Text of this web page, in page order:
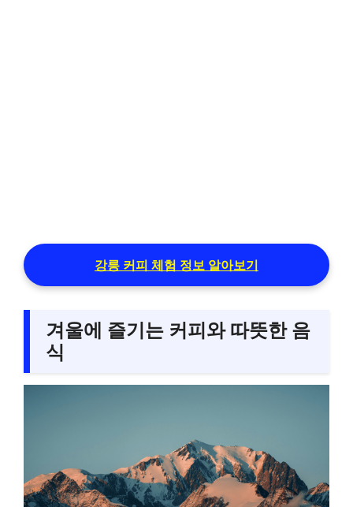
강릉 커피 체험 정보 알아보기
겨울에 즐기는 커피와 따뜻한 음
식